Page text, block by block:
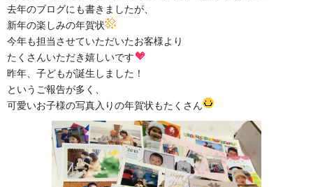
プロポーズ
M's Land Party
担当のお客様をお呼びしてのパーティー
ウェディングレポート
wedding report
個別サポート講座
Individual support
去年のブログにも書きましたが、
新年の楽しみの年賀状
今年も担当させていただいたお客様より
たくさんいただき嬉しいです
昨年、子どもが誕生しました！
というご報告が多く、
可愛いお子様の写真入りの年賀状もたくさん